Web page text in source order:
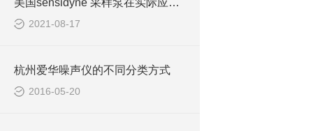
美国sensidyne 采样泵在实际应用中具有众多特点
2021-08-17
杭州爱华噪声仪的不同分类方式
2016-05-20